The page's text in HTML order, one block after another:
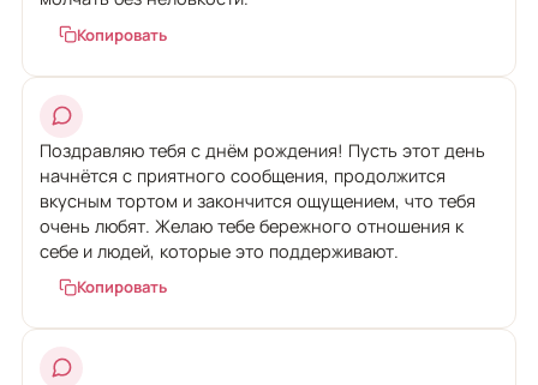
Копировать
Поздравляю тебя с днём рождения! Пусть этот день
начнётся с приятного сообщения, продолжится
вкусным тортом и закончится ощущением, что тебя
очень любят. Желаю тебе бережного отношения к
себе и людей, которые это поддерживают.
Копировать